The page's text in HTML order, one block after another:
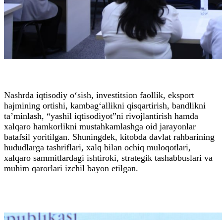
Nashrda iqtisodiy o‘sish, investitsion faollik, eksport
hajmining ortishi, kambag‘allikni qisqartirish, bandlikni
ta’minlash, “yashil iqtisodiyot”ni rivojlantirish hamda
xalqaro hamkorlikni mustahkamlashga oid jarayonlar
batafsil yoritilgan. Shuningdek, kitobda davlat rahbarining
hududlarga tashriflari, xalq bilan ochiq muloqotlari,
xalqaro sammitlardagi ishtiroki, strategik tashabbuslari va
muhim qarorlari izchil bayon etilgan.